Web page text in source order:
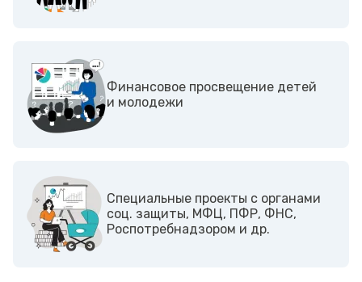
Финансовое просвещение детей
и молодежи
Cпециальные проекты с органами
соц. защиты, МФЦ, ПФР, ФНС,
Роспотребнадзором и др.